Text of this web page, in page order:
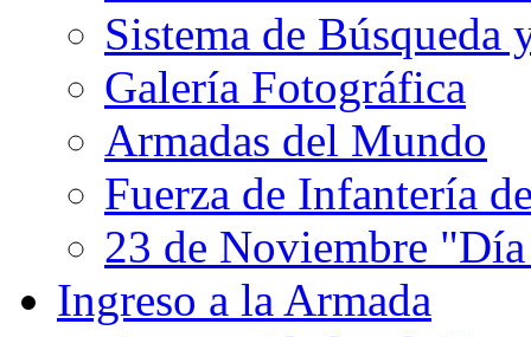
Sistema de Búsqueda
Galería Fotográfica
Armadas del Mundo
Fuerza de Infantería
23 de Noviembre
Ingreso a la Armada